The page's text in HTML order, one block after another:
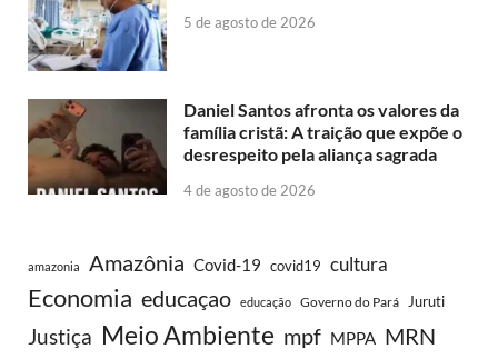
5 de agosto de 2026
Daniel Santos afronta os valores da
família cristã: A traição que expõe o
desrespeito pela aliança sagrada
4 de agosto de 2026
amazonia Amazônia Covid-19 covid19 cultura
Economia educaçao educação Governo do Pará Juruti
Justiça Meio Ambiente mpf MPPA MRN